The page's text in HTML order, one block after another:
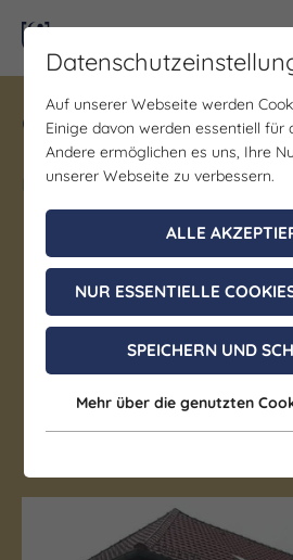
Gewinne ein Blind
Unstrut! Teilnahme vom
möglich.
Auf unserer Webseite werden
Einige davon werden essentiell für
Andere ermöglichen es uns, Ihre
unserer Webseite zu verbessern.
ALLE
NUR ESSENTIELLE
SPEICHERN UND
Mehr über die genutzten